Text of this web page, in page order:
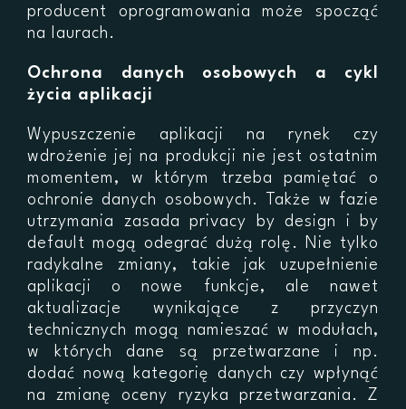
producent oprogramowania może spocząć
na laurach.
Ochrona danych osobowych a cykl
życia aplikacji
Wypuszczenie aplikacji na rynek czy
wdrożenie jej na produkcji nie jest ostatnim
momentem, w którym trzeba pamiętać o
ochronie danych osobowych. Także w fazie
utrzymania zasada privacy by design i by
default mogą odegrać dużą rolę. Nie tylko
radykalne zmiany, takie jak uzupełnienie
aplikacji o nowe funkcje, ale nawet
aktualizacje wynikające z przyczyn
technicznych mogą namieszać w modułach,
w których dane są przetwarzane i np.
dodać nową kategorię danych czy wpłynąć
na zmianę oceny ryzyka przetwarzania. Z